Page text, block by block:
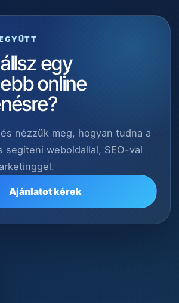
egy
online
nézzük meg, hogyan tudna a
segíteni weboldallal, SEO-val
Ajánlatot kérek